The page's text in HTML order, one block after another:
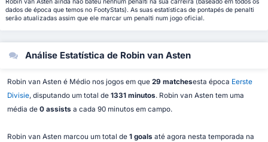
dados de época que temos no FootyStats). As suas estatísticas de pontapés de penalti
serão atualizadas assim que ele marcar um penalti num jogo oficial.
Análise Estatística de Robin van Asten
Robin van Asten é Médio nos jogos em que 29 matchesesta época Eerste
Divisie, disputando um total de 1331 minutos. Robin van Asten tem uma
média de 0 assists a cada 90 minutos em campo.
Robin van Asten marcou um total de 1 goals até agora nesta temporada na